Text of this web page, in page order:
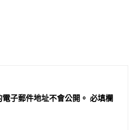
子郵件地址不會公開。 必填欄